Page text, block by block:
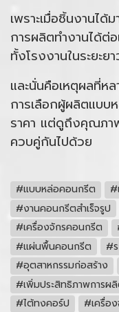
เพราะเมื่อชิ้นงานไ
การผลิตทำงานได้ต่
ทั้งโรงงานในระยะย
และนั่นคือเหตุผลที่ห
การเลือกผู้ผลิตแบบ
ราคา แต่ดูถึงคุณภา
ควบคู่กันไปด้วย
#แบบหล่อคอนกรีต
#
#งานคอนกรีตสำเร็จรูป
#เครื่องจักรคอนกรีต
#แผ่นพื้นคอนกรีต
#
#อุตสาหกรรมก่อสร้าง
#เพิ่มประสิทธิภาพการผ
#ไต้ทงคอร์ป
#เครื่อ